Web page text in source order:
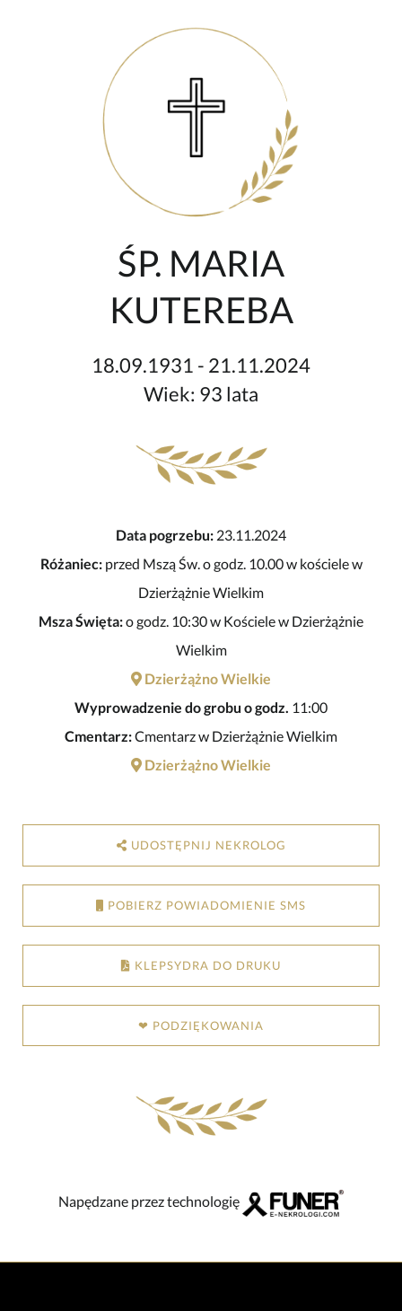
ŚP. MARIA
KUTEREBA
18.09.1931 - 21.11.2024
Wiek: 93 lata
Data pogrzebu: 23.11.2024
Różaniec:przed Mszą Św. o godz. 10.00 w kościele w
Dzierżążnie Wielkim
Msza Święta:o godz. 10:30 w Kościele w Dzierżążnie
Wielkim
Dzierżążno Wielkie
Wyprowadzenie do grobu o godz. 11:00
Cmentarz:Cmentarz w Dzierżążnie Wielkim
Dzierżążno Wielkie
UDOSTĘPNIJ NEKROLOG
POBIERZ POWIADOMIENIE SMS
KLEPSYDRA DO DRUKU
❤ PODZIĘKOWANIA
Napędzane przez technologię